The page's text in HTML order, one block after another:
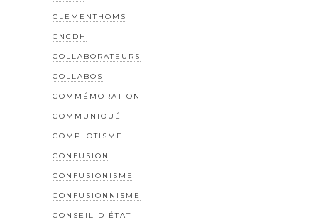
CLEMENTHOMS
CNCDH
COLLABORATEURS
COLLABOS
COMMÉMORATION
COMMUNIQUÉ
COMPLOTISME
CONFUSION
CONFUSIONISME
CONFUSIONNISME
CONSEIL D'ÉTAT